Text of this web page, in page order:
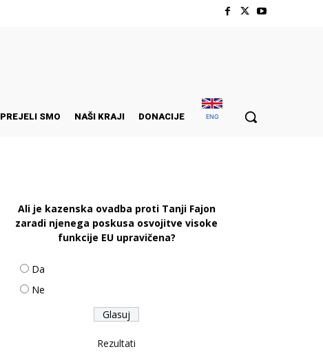
PREJELI SMO NAŠI KRAJI DONACIJE ENG
Ali je kazenska ovadba proti Tanji Fajon
zaradi njenega poskusa osvojitve visoke
funkcije EU upravičena?
Da
Ne
Rezultati